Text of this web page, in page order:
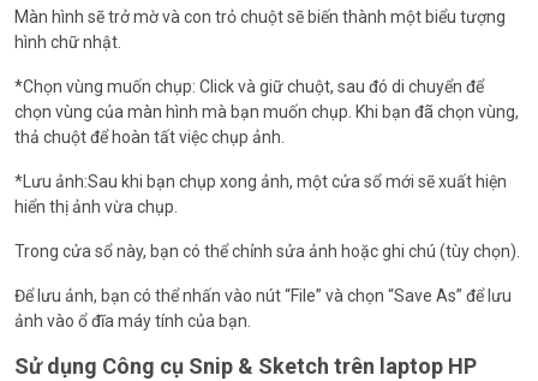
Màn hình sẽ trở mờ và con trỏ chuột sẽ biến thành một biểu tượng
hình chữ nhật.
*Chọn vùng muốn chụp: Click và giữ chuột, sau đó di chuyển để
chọn vùng của màn hình mà bạn muốn chụp. Khi bạn đã chọn vùng,
thả chuột để hoàn tất việc chụp ảnh.
*Lưu ảnh:Sau khi bạn chụp xong ảnh, một cửa sổ mới sẽ xuất hiện
hiển thị ảnh vừa chụp.
Trong cửa sổ này, bạn có thể chỉnh sửa ảnh hoặc ghi chú (tùy chọn).
Để lưu ảnh, bạn có thể nhấn vào nút “File” và chọn “Save As” để lưu
ảnh vào ổ đĩa máy tính của bạn.
Sử dụng Công cụ Snip & Sketch trên laptop HP